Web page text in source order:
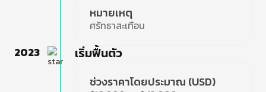
หมายเหตุ
ศรัทธาสะเทือน
2023 เริ่มฟื้นตัว
ช่วงราคาโดยประมาณ (USD)